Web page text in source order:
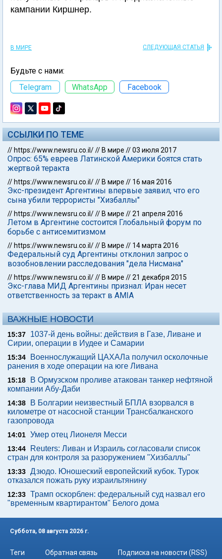
кампании Киршнер.
В МИРЕ СЛЕДУЮЩАЯ СТАТЬЯ
Будьте с нами:
Telegram
WhatsApp Facebook
ССЫЛКИ ПО ТЕМЕ
// https://www.newsru.co.il/// В мире //03 июля 2017
Опрос: 65% евреев Латинской Америки боятся стать
жертвой теракта
// https://www.newsru.co.il/// В мире // 16 мая 2016
Экс-президент Аргентины впервые заявил, что его
сына убили террористы "Хизбаллы"
// https://www.newsru.co.il/// В мире //21 апреля 2016
Летом в Аргентине состоится Глобальный форум по
борьбе с антисемитизмом
// https://www.newsru.co.il/// В мире // 14 марта 2016
Федеральный суд Аргентины отклонил запрос о
возобновлении расследования "дела Нисмана"
// https://www.newsru.co.il/// В мире //21 декабря 2015
Экс-глава МИД Аргентины признал: Иран несет
ответственность за теракт в AMIA
ВАЖНЫЕ НОВОСТИ
15:37
1037-й день войны: действия в Газе, Ливане и
Сирии, операции в Иудее и Самарии
15:34
Военнослужащий ЦАХАЛа получил осколочные
ранения в ходе операции на юге Ливана
15:18
В Ормузском проливе атакован танкер нефтяной
компании Абу-Даби
14:38
В Болгарии неизвестный БПЛА взорвался в
километре от насосной станции Трансбалканского
газопровода
14:01 Умер отец Лионеля Месси
13:44
Reuters: Ливан и Израиль согласовали список
стран для контроля за разоружением "Хизбаллы"
13:33 Дзюдо. Юношеский европейский кубок. Турок
отказался пожать руку израильтянину
12:33 Трамп оскорблен: федеральный суд назвал его
"временным квартирантом" Белого дома
Суббота, 08 августа 2026 г.
Теги Обратная связь Подписка на новости (RSS)